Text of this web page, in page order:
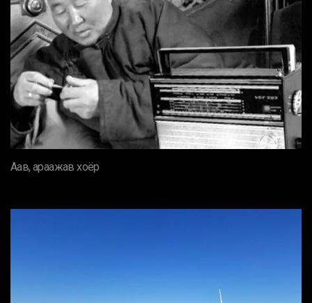
Аав, араажав хоёр